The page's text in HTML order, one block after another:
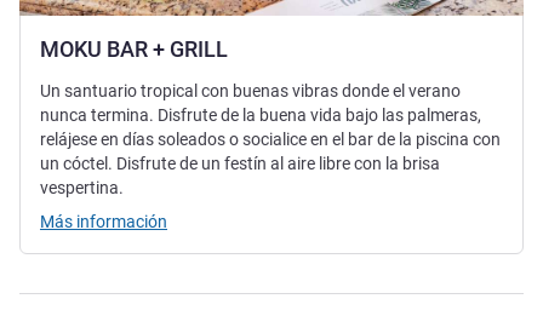
MOKU BAR + GRILL
Un santuario tropical con buenas vibras donde el verano
nunca termina. Disfrute de la buena vida bajo las palmeras,
relájese en días soleados o socialice en el bar de la piscina con
un cóctel. Disfrute de un festín al aire libre con la brisa
vespertina.
Más información